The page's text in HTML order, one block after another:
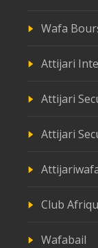
Wafa
Attijari
Attijari
Attijari
Club
Wafabail